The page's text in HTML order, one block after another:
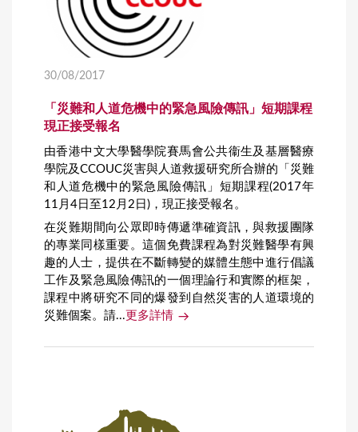
30/08/2017
「災難和人道危機中的緊急風險傳訊」短期課程
現正接受報名
由香港中文大學醫學院賽馬會公共衞生及基層醫療
學院及CCOUC災害與人道救援研究所合辦的「災難
和人道危機中的緊急風險傳訊」短期課程(2017年
11月4日至12月2日)，現正接受報名。
在災難期間向公眾即時傳遞準確資訊，與救援團隊
的專業同樣重要。這個免費課程為對災難醫學有興
趣的人士，提供在不斷轉變的媒體生態中進行倡議
工作及緊急風險傳訊的一個理論行和實際的框架，
課程中將研究不同的爆發到自然災害的人道環境的
災難個案。請... 更多詳情